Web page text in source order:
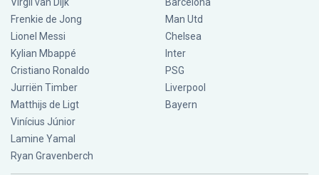
Frenkie de Jong
Lionel Messi
Kylian Mbappé
Cristiano Ronaldo
Jurriën Timber
Matthijs de Ligt
Vinícius Júnior
Lamine Yamal
Ryan Gravenberch
Man Utd
Chelsea
Inter
PSG
Liverpool
Bayern